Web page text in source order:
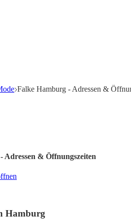
Falke Hamburg - Adressen &
& Öffnungszeiten
Hamburg